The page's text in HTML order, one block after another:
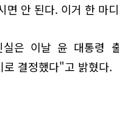
면 안 된다. 이거 한 마
실은 이날 윤 대통령
로 결정했다"고 밝혔다.